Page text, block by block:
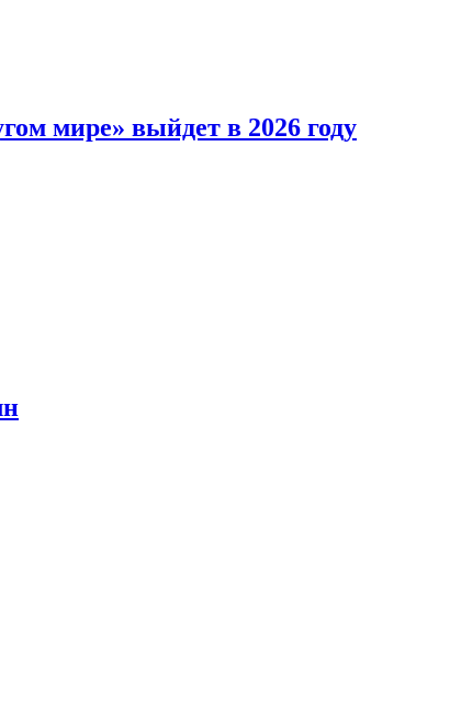
мире» выйдет в 2026 году